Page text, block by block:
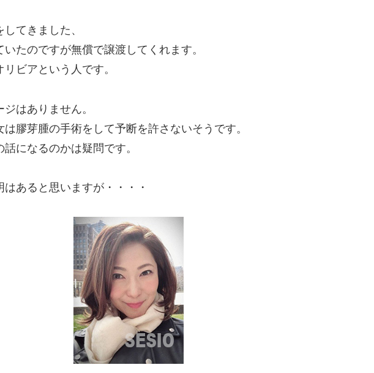
てきました、
たのですが無償で譲渡してくれます。
ビアという人です。
はありません。
膠芽腫の手術をして予断を許さないそうです。
になるのかは疑問です。
あると思いますが・・・・